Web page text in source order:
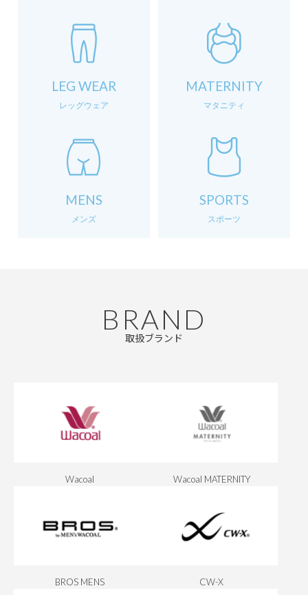
LEG WEAR
レッグウェア
MATERNITY
マタニティ
MENS
メンズ
SPORTS
スポーツ
BRAND
取扱ブランド
Wacoal Wacoal MATERNITY
BROS MENS CW-X